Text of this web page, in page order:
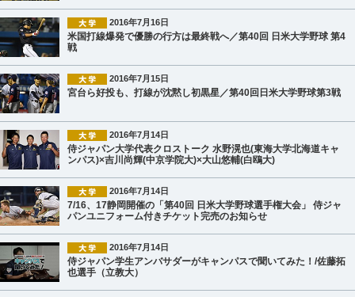
2016年7月16日
米国打線爆発で優勝の行方は最終戦へ／第40回 日米大学野球 第4
戦
2016年7月15日
宮台ら好投も、打線が沈黙し初黒星／第40回日米大学野球第3戦
2016年7月14日
侍ジャパン大学代表クロストーク 水野滉也(東海大学北海道キャ
ンパス)×吉川尚輝(中京学院大)×大山悠輔(白鴎大)
2016年7月14日
7/16、17静岡開催の「第40回 日米大学野球選手権大会」 侍ジャ
パンユニフォーム付きチケット完売のお知らせ
2016年7月14日
侍ジャパン学生アンバサダーがキャンパスで聞いてみた！/佐藤拓
也選手（立教大）